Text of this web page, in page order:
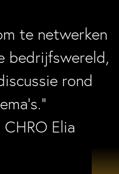
te netwerken
bedrijfswereld,
rond
Elia